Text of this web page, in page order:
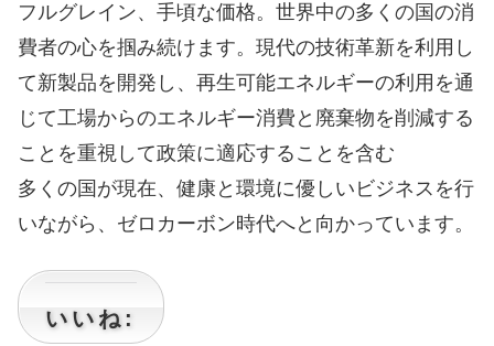
フルグレイン、手頃な価格。世界中の多くの国の消
費者の心を掴み続けます。現代の技術革新を利用し
て新製品を開発し、再生可能エネルギーの利用を通
じて工場からのエネルギー消費と廃棄物を削減する
ことを重視して政策に適応することを含む
多くの国が現在、健康と環境に優しいビジネスを行
いながら、ゼロカーボン時代へと向かっています。
いいね: